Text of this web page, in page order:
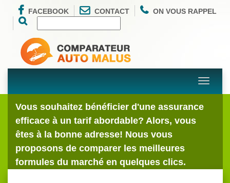
FACEBOOK CONTACT ON VOUS RAPPEL
Toggle
Vous souhaitez bénéficier d'une assurance
efficace à un tarif abordable? Alors, vous
êtes à la bonne adresse! Nous vous
proposons de comparer les meilleures
formules du marché en quelques clics.